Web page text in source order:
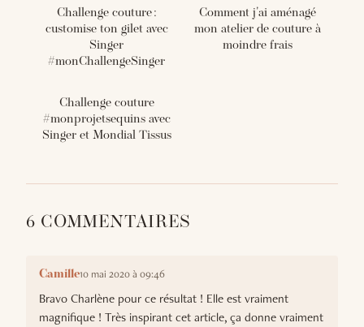
Challenge couture :
customise ton gilet avec
Singer
#monChallengeSinger
Comment j'ai aménagé
mon atelier de couture à
moindre frais
Challenge couture
#monprojetsequins avec
Singer et Mondial Tissus
6 COMMENTAIRES
Camille10 mai 2020 à 09:46
Bravo Charlène pour ce résultat ! Elle est vraiment
magnifique ! Très inspirant cet article, ça donne vraiment